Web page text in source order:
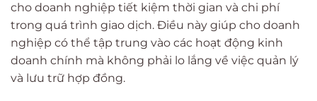
cho doanh nghiệp tiết kiệm thời gian và chi phí
trong quá trình giao dịch. Điều này giúp cho doanh
nghiệp có thể tập trung vào các hoạt động kinh
doanh chính mà không phải lo lắng về việc quản lý
và lưu trữ hợp đồng.